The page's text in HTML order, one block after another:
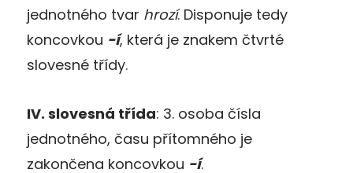
jednotného tvar hrozí. Disponuje tedy
koncovkou -í, která je znakem čtvrté
slovesné třídy.
IV. slovesná třída: 3. osoba čísla
jednotného, času přítomného je
zakončena koncovkou -í.